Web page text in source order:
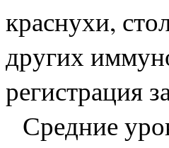
краснухи,
других
регистрация
Средние